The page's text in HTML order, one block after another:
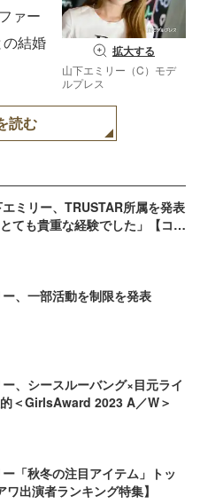
拡大する
山下エミリー（C）モデ
ルプレス
ァー
の結婚
読む
ミリー、TRUSTAR所属を発表
ても貴重な経験でした」【コメ
、一部活動を制限を発表
、シースルーバング×目元ライ
＜GirlsAward 2023 A／W＞
「秋冬の注目アイテム」トッ
出演者ランキング特集】